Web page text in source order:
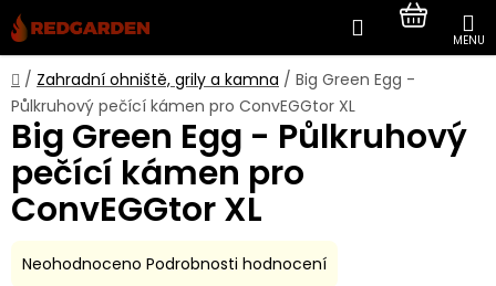
Přejít
na
obsah
Hledat
KOŠÍK
Domů
/ Zahradní ohniště, grily a kamna / Big Green Egg -
Půlkruhový pečící kámen pro ConvEGGtor XL
Big Green Egg - Půlkruhový
pečící kámen pro
ConvEGGtor XL
Průměrné
Neohodnoceno Podrobnosti hodnocení